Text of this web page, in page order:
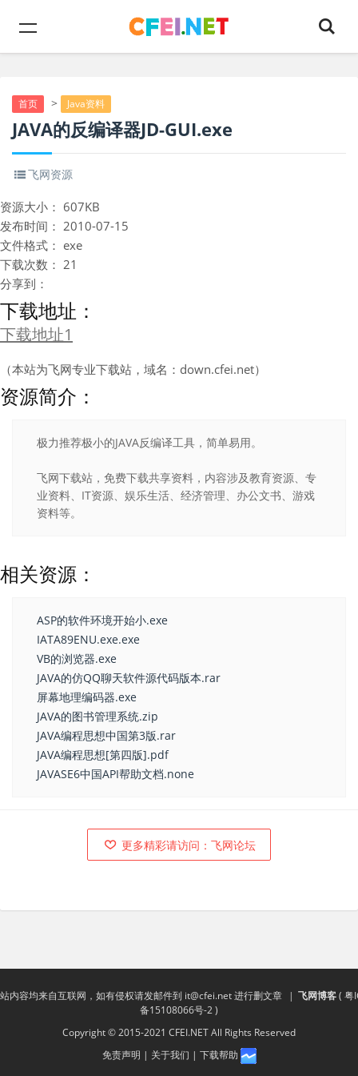
首页 > Java资料
JAVA的反编译器JD-GUI.exe
飞网资源
资源大小： 607KB
发布时间： 2010-07-15
文件格式： exe
下载次数： 21
分享到：
下载地址：
下载地址1
（本站为飞网专业下载站，域名：down.cfei.net）
资源简介：
极力推荐极小的JAVA反编译工具，简单易用。
飞网下载站，免费下载共享资料，内容涉及教育资源、专
业资料、IT资源、娱乐生活、经济管理、办公文书、游戏
资料等。
相关资源：
ASP的软件环境开始小.exe
IATA89ENU.exe.exe
VB的浏览器.exe
JAVA的仿QQ聊天软件源代码版本.rar
屏幕地理编码器.exe
JAVA的图书管理系统.zip
JAVA编程思想中国第3版.rar
JAVA编程思想[第四版].pdf
JAVASE6中国API帮助文档.none
更多精彩请访问：飞网论坛
内容均来自互联网，如有侵权请发邮件到 it@cfei.net进行删文章 | 飞网博客( 粤
备15108066号-2)
Copyright © 2015-2021 CFEI.NET All Rights Reserved
免责声明 | 关于我们 | 下载帮助